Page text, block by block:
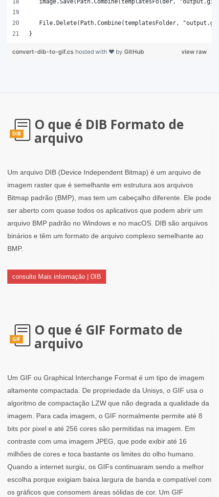
}
view raw
convert-dib-to-gif.cs hosted with ❤ by GitHub
DIB
O que é DIB Formato de
arquivo
Um arquivo DIB (Device Independent Bitmap) é um arquivo de
imagem raster que é semelhante em estrutura aos arquivos
Bitmap padrão (BMP), mas tem um cabeçalho diferente. Ele pode
ser aberto com quase todos os aplicativos que podem abrir um
arquivo BMP padrão no Windows e no macOS. DIB são arquivos
binários e têm um formato de arquivo complexo semelhante ao
BMP.
consulte Mais informação | DIB
GIF
O que é GIF Formato de
arquivo
Um GIF ou Graphical Interchange Format é um tipo de imagem
altamente compactada. De propriedade da Unisys, o GIF usa o
algoritmo de compactação LZW que não degrada a qualidade da
imagem. Para cada imagem, o GIF normalmente permite até 8
bits por pixel e até 256 cores são permitidas na imagem. Em
contraste com uma imagem JPEG, que pode exibir até 16
milhões de cores e toca bastante os limites do olho humano.
Quando a internet surgiu, os GIFs continuaram sendo a melhor
escolha porque exigiam baixa largura de banda e compatível com
os gráficos que consomem áreas sólidas de cor. Um GIF